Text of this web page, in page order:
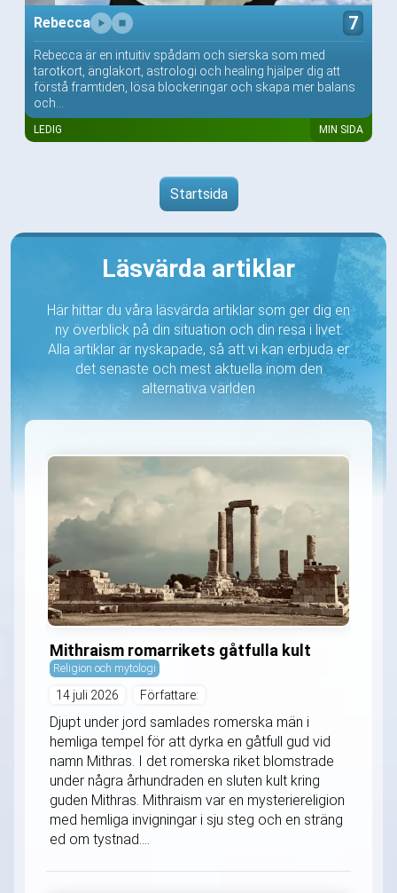
Rebecca 7
Rebecca är en intuitiv spådam och sierska som med
tarotkort, änglakort, astrologi och healing hjälper dig att
förstå framtiden, lösa blockeringar och skapa mer balans
och...
LEDIG MIN SIDA
Startsida
Läsvärda artiklar
Här hittar du våra läsvärda artiklar som ger dig en
ny överblick på din situation och din resa i livet.
Alla artiklar är nyskapade, så att vi kan erbjuda er
det senaste och mest aktuella inom den
alternativa världen
Mithraism romarrikets gåtfulla kult
Religion och mytologi
14 juli 2026 Författare:
Djupt under jord samlades romerska män i
hemliga tempel för att dyrka en gåtfull gud vid
namn Mithras. I det romerska riket blomstrade
under några århundraden en sluten kult kring
guden Mithras. Mithraism var en mysteriereligion
med hemliga invigningar i sju steg och en sträng
ed om tystnad....